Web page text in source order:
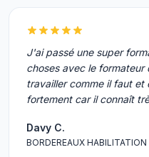
J'ai passé une super
choses avec le
travailler comme il faut et
fortement car il connaît
Davy C.
BORDEREAUX